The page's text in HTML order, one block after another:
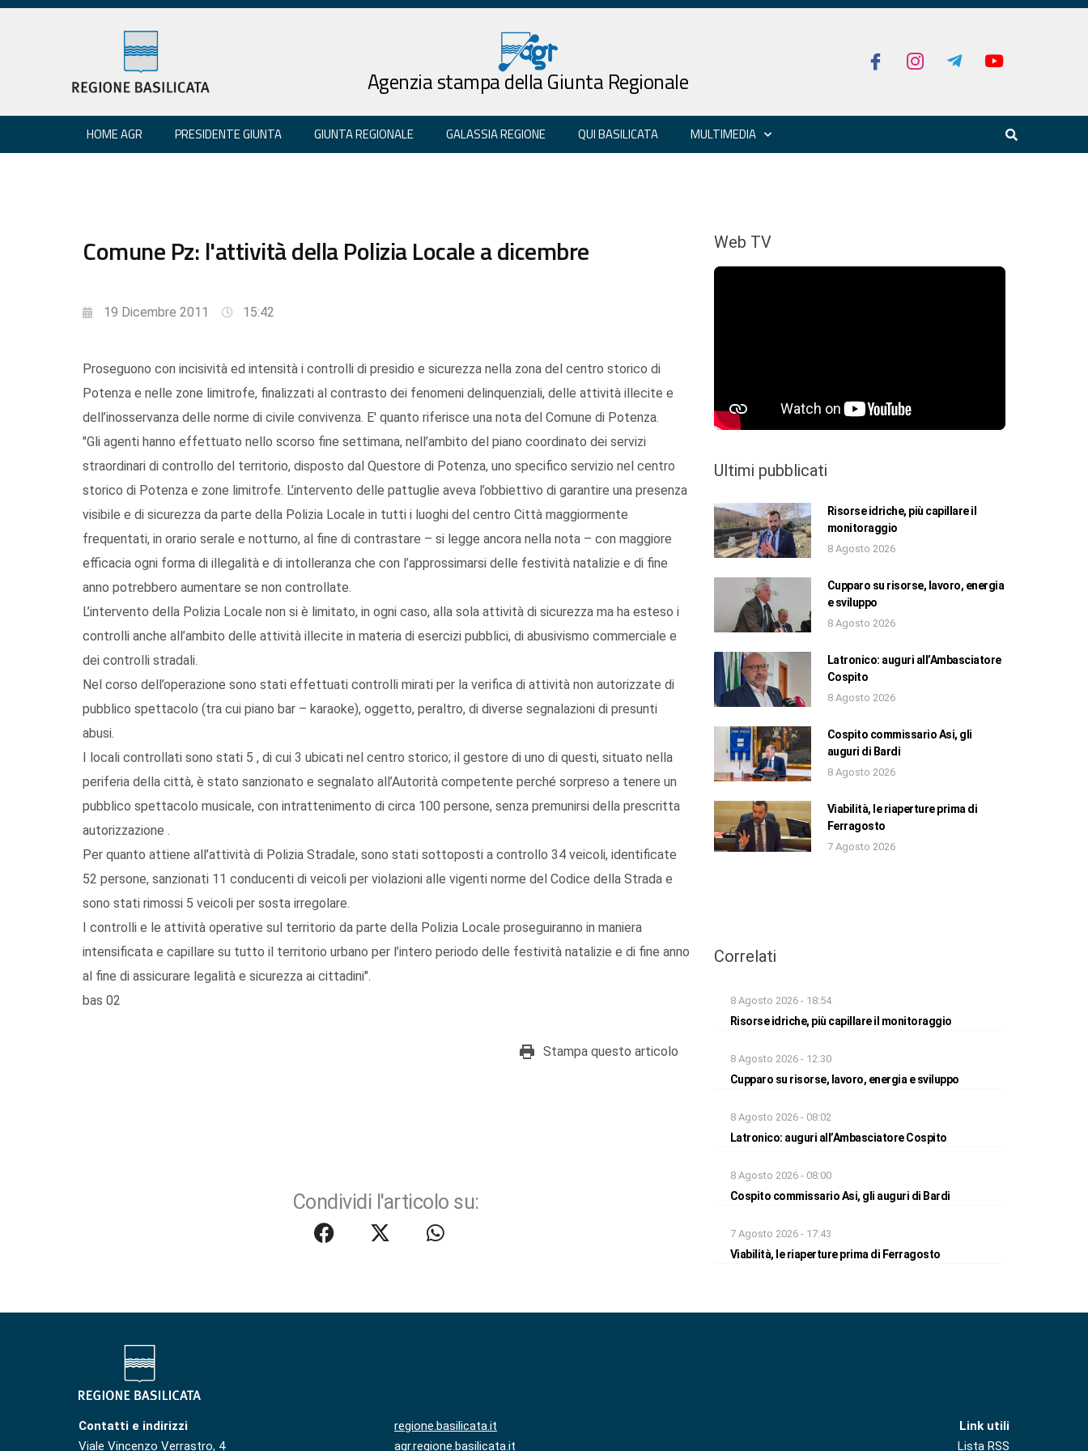
Agenzia stampa della Giunta Regionale
HOME AGR PRESIDENTE GIUNTA GIUNTA REGIONALE GALASSIA REGIONE QUI BASILICATA MULTIMEDIA
Comune Pz: l'attività della Polizia Locale a dicembre
19 Dicembre 2011 15:42
Proseguono con incisività ed intensità i controlli di presidio e sicurezza nella zona del centro storico di
Potenza e nelle zone limitrofe, finalizzati al contrasto dei fenomeni delinquenziali, delle attività illecite e
dell’inosservanza delle norme di civile convivenza. E' quanto riferisce una nota del Comune di Potenza.
"Gli agenti hanno effettuato nello scorso fine settimana, nell’ambito del piano coordinato dei servizi
straordinari di controllo del territorio, disposto dal Questore di Potenza, uno specifico servizio nel centro
storico di Potenza e zone limitrofe. L’intervento delle pattuglie aveva l’obbiettivo di garantire una presenza
visibile e di sicurezza da parte della Polizia Locale in tutti i luoghi del centro Città maggiormente
frequentati, in orario serale e notturno, al fine di contrastare – si legge ancora nella nota – con maggiore
efficacia ogni forma di illegalità e di intolleranza che con l’approssimarsi delle festività natalizie e di fine
anno potrebbero aumentare se non controllate.
L’intervento della Polizia Locale non si è limitato, in ogni caso, alla sola attività di sicurezza ma ha esteso i
controlli anche all’ambito delle attività illecite in materia di esercizi pubblici, di abusivismo commerciale e
dei controlli stradali.
Nel corso dell’operazione sono stati effettuati controlli mirati per la verifica di attività non autorizzate di
pubblico spettacolo (tra cui piano bar – karaoke), oggetto, peraltro, di diverse segnalazioni di presunti
abusi.
I locali controllati sono stati 5 , di cui 3 ubicati nel centro storico; il gestore di uno di questi, situato nella
periferia della città, è stato sanzionato e segnalato all’Autorità competente perché sorpreso a tenere un
pubblico spettacolo musicale, con intrattenimento di circa 100 persone, senza premunirsi della prescritta
autorizzazione .
Per quanto attiene all’attività di Polizia Stradale, sono stati sottoposti a controllo 34 veicoli, identificate
52 persone, sanzionati 11 conducenti di veicoli per violazioni alle vigenti norme del Codice della Strada e
sono stati rimossi 5 veicoli per sosta irregolare.
I controlli e le attività operative sul territorio da parte della Polizia Locale proseguiranno in maniera
intensificata e capillare su tutto il territorio urbano per l’intero periodo delle festività natalizie e di fine anno
al fine di assicurare legalità e sicurezza ai cittadini".
bas 02
Stampa questo articolo
Condividi l'articolo su:
Web TV
Ultimi pubblicati
Risorse idriche, più capillare il
monitoraggio
8 Agosto 2026
Cupparo su risorse, lavoro, energia
e sviluppo
8 Agosto 2026
Latronico: auguri all’Ambasciatore
Cospito
8 Agosto 2026
Cospito commissario Asi, gli
auguri di Bardi
8 Agosto 2026
Viabilità, le riaperture prima di
Ferragosto
7 Agosto 2026
Correlati
8 Agosto 2026 - 18:54
Risorse idriche, più capillare il monitoraggio
8 Agosto 2026 - 12:30
Cupparo su risorse, lavoro, energia e sviluppo
8 Agosto 2026 - 08:02
Latronico: auguri all’Ambasciatore Cospito
8 Agosto 2026 - 08:00
Cospito commissario Asi, gli auguri di Bardi
7 Agosto 2026 - 17:43
Viabilità, le riaperture prima di Ferragosto
Contatti e indirizzi
Viale Vincenzo Verrastro, 4
regione.basilicata.it
agr.regione.basilicata.it
Link utili
Lista RSS